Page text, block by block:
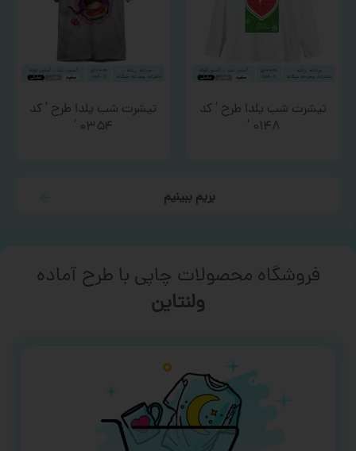
تیشرت شب یلدا طرح ‘ کد
۰۱۴۸ ‘
تیشرت شب یلدا طرح ‘ کد
۰۳۵۴ ‘
بریم ببینیم
فروشگاه محصولات چاپی با طرح آماده
ورزشی